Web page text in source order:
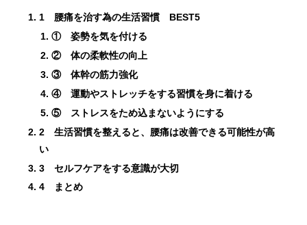
1 腰痛を治す為の生活習慣 BEST5
① 姿勢を気を付ける
② 体の柔軟性の向上
③ 体幹の筋力強化
④ 運動やストレッチをする習慣を身に着ける
⑤ ストレスをため込まないようにする
2 生活習慣を整えると、腰痛は改善できる可能性が高
い
3 セルフケアをする意識が大切
4 まとめ